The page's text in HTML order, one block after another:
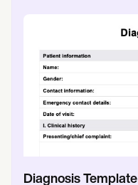
Diagnosis Template